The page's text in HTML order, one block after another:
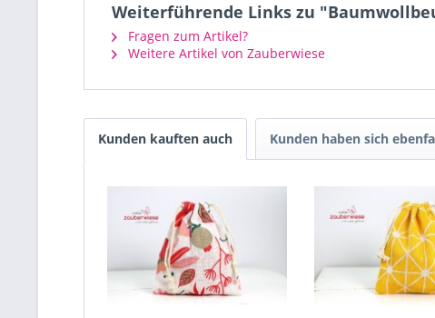
Weiterführende Links zu
Fragen zum Artikel?
Weitere Artikel von Zauberwiese
Kunden kauften auch Kunden haben sich